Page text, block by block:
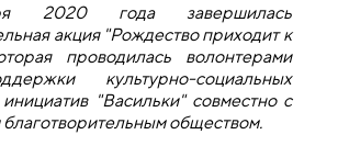
2020 года завершилась
акция "Рождество приходит к
проводилась волонтерами
культурно-социальных
"Васильки" совместно с
обществом.